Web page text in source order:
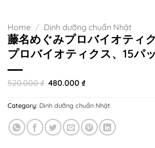
Home / Dinh dưỡng chuẩn Nhật
藤名めぐみプロバイオティ
プロバイオティクス、15パ
520.000₫ Original
was:
520.000 ₫.
480.000 ₫Current
is:
480.000 ₫.
Category: Dinh dưỡng chuẩn Nhật